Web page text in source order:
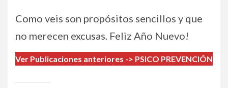
Como veis son propósitos sencillos y que
no merecen excusas. Feliz Año Nuevo!
Ver Publicaciones anteriores -> PSICO PREVENCIÓN